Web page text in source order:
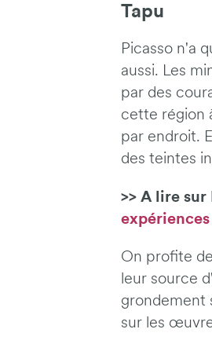
Tapu
Picasso n'a
aussi. Les
par des
cette région
par endroit.
des teintes
>> A lire sur
On profite
leur source
grondement
sur les